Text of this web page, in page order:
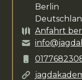
Berlin
Anfahrt